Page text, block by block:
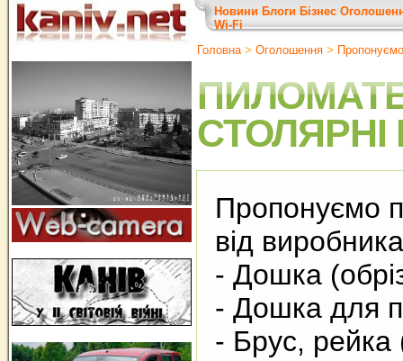
Новини Блоги Бізнес
Wi-Fi
Головна> Оголошення > Пропонуємо
Пропонуємо
від
- Дошка
- Дошка для
- Брус,